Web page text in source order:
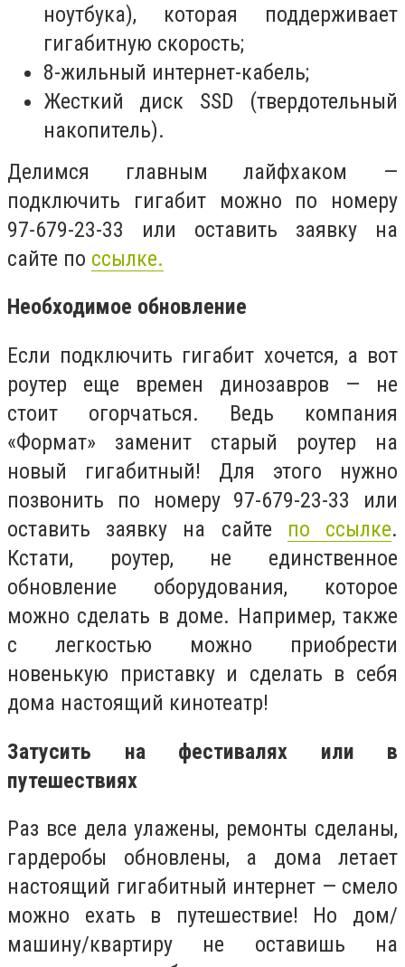
ноутбука), которая поддерживает
гигабитную скорость;
8-жильный интернет-кабель;
Жесткий диск SSD (твердотельный
накопитель).
Делимся главным лайфхаком —
подключить гигабит можно по номеру
97-679-23-33 или оставить заявку на
сайте по ссылке.
Необходимое обновление
Если подключить гигабит хочется, а вот
роутер еще времен динозавров — не
стоит огорчаться. Ведь компания
«Формат» заменит старый роутер на
новый гигабитный! Для этого нужно
позвонить по номеру 97-679-23-33 или
оставить заявку на сайте по ссылке.
Кстати, роутер, не единственное
обновление оборудования, которое
можно сделать в доме. Например, также
с легкостью можно приобрести
новенькую приставку и сделать в себя
дома настоящий кинотеатр!
Затусить на фестивалях или в
путешествиях
Раз все дела улажены, ремонты сделаны,
гардеробы обновлены, а дома летает
настоящий гигабитный интернет — смело
можно ехать в путешествие! Но дом/
машину/квартиру не оставишь на